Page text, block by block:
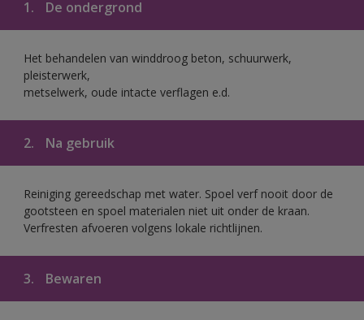
1. De ondergrond
Het behandelen van winddroog beton, schuurwerk,
pleisterwerk,
metselwerk, oude intacte verflagen e.d.
2. Na gebruik
Reiniging gereedschap met water. Spoel verf nooit door de
gootsteen en spoel materialen niet uit onder de kraan.
Verfresten afvoeren volgens lokale richtlijnen.
3. Bewaren